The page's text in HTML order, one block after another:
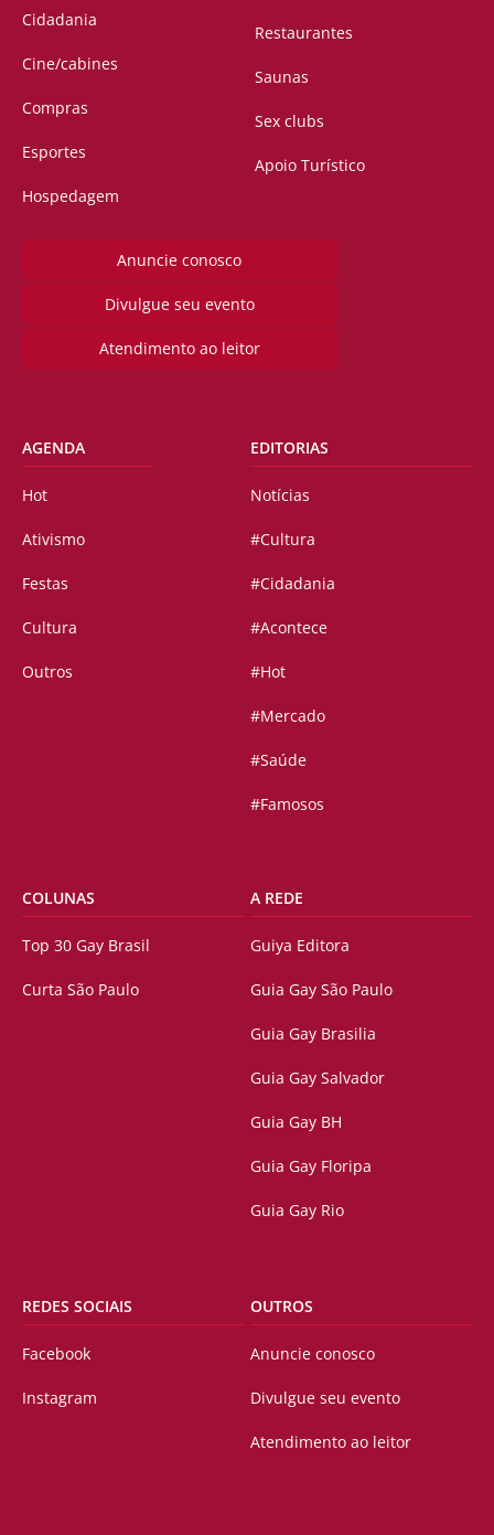
Cidadania
Cine/cabines
Compras
Esportes
Hospedagem
Restaurantes
Saunas
Sex clubs
Apoio Turístico
Anuncie conosco
Divulgue seu evento
Atendimento ao leitor
AGENDA
Hot
Ativismo
Festas
Cultura
Outros
EDITORIAS
Notícias
#Cultura
#Cidadania
#Acontece
#Hot
#Mercado
#Saúde
#Famosos
COLUNAS
Top 30 Gay Brasil
Curta São Paulo
A REDE
Guiya Editora
Guia Gay São Paulo
Guia Gay Brasilia
Guia Gay Salvador
Guia Gay BH
Guia Gay Floripa
Guia Gay Rio
REDES SOCIAIS
Facebook
Instagram
OUTROS
Anuncie conosco
Divulgue seu evento
Atendimento ao leitor